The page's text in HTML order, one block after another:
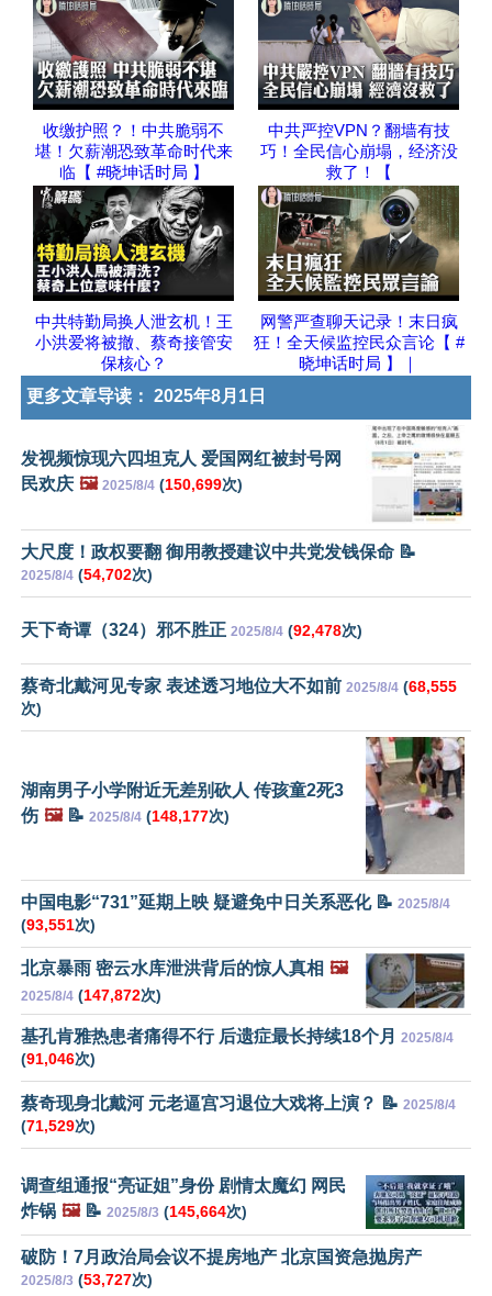
收缴护照？！中共脆弱不
堪！欠薪潮恐致革命时代来
临【 #晓坤话时局 】
中共严控VPN？翻墙有技
巧！全民信心崩塌，经济没
救了！【
中共特勤局换人泄玄机！王
小洪爱将被撤、蔡奇接管安
保核心？
网警严查聊天记录！末日疯
狂！全天候监控民众言论【 #
晓坤话时局 】｜
更多文章导读： 2025年8月1日
发视频惊现六四坦克人 爱国网红被封号网
民欢庆 🖼️ 2025/8/4 (150,699次)
大尺度！政权要翻 御用教授建议中共党发钱保命 📝
2025/8/4 (54,702次)
天下奇谭（324）邪不胜正 2025/8/4 (92,478次)
蔡奇北戴河见专家 表述透习地位大不如前 2025/8/4 (68,555
次)
湖南男子小学附近无差别砍人 传孩童2死3
伤 🖼️📝 2025/8/4 (148,177次)
中国电影“731”延期上映 疑避免中日关系恶化 📝 2025/8/4
(93,551次)
北京暴雨 密云水库泄洪背后的惊人真相 🖼️
2025/8/4 (147,872次)
基孔肯雅热患者痛得不行 后遗症最长持续18个月 2025/8/4
(91,046次)
蔡奇现身北戴河 元老逼宫习退位大戏将上演？ 📝 2025/8/4
(71,529次)
调查组通报“亮证姐”身份 剧情太魔幻 网民
炸锅 🖼️📝 2025/8/3 (145,664次)
破防！7月政治局会议不提房地产 北京国资急抛房产
2025/8/3 (53,727次)